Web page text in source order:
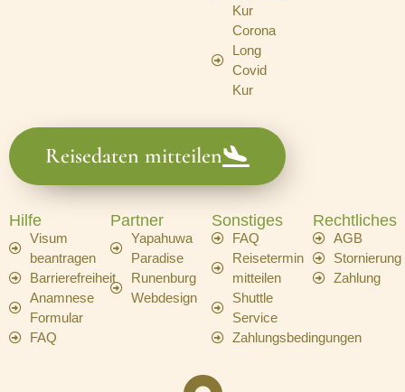
Kur
Corona
Long
Covid
Kur
Reisedaten mitteilen
Hilfe
Visum
beantragen
Barrierefreiheit
Anamnese
Formular
FAQ
Partner
Yapahuwa
Paradise
Runenburg
Webdesign
Sonstiges
FAQ
Reisetermin
mitteilen
Shuttle
Service
Zahlungsbedingungen
Rechtliches
AGB
Stornierung
Zahlung